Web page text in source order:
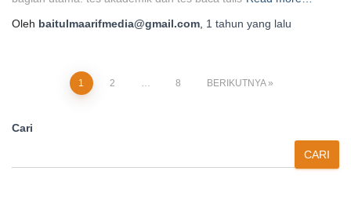
Oleh baitulmaarifmedia@gmail.com, 1 tahun yang lalu
Paginasi
pos
1 2 … 8 BERIKUTNYA
Cari
CARI